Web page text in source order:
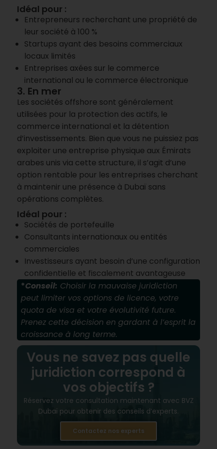
Idéal pour :
Entrepreneurs recherchant une propriété de
leur société à 100 %
Startups ayant des besoins commerciaux
locaux limités
Entreprises axées sur le commerce
international ou le commerce électronique
3. En mer
Les sociétés offshore sont généralement
utilisées pour la protection des actifs, le
commerce international et la détention
d’investissements. Bien que vous ne puissiez pas
exploiter une entreprise physique aux Émirats
arabes unis via cette structure, il s’agit d’une
option rentable pour les entreprises cherchant
à maintenir une présence à Dubaï sans
opérations complètes.
Idéal pour :
Sociétés de portefeuille
Consultants internationaux ou entités
commerciales
Investisseurs ayant besoin d’une configuration
confidentielle et fiscalement avantageuse
*Conseil: Choisir la mauvaise juridiction
peut limiter vos options de licence, votre
quota de visa et votre évolutivité future.
Prenez cette décision en gardant à l’esprit la
croissance à long terme.
Vous ne savez pas quelle
juridiction correspond à
vos objectifs ?
Réservez votre consultation maintenant avec BVZ
Dubaï pour obtenir des conseils d’experts.
Contactez nos experts